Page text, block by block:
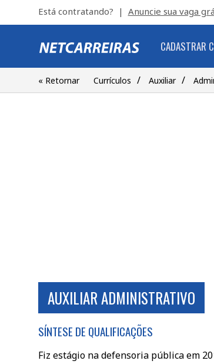
Está contratando? | Anuncie sua vaga
CADASTRAR
« Retornar Currículos / Auxiliar /
AUXILIAR ADMINISTRATIVO
SÍNTESE DE QUALIFICAÇÕES
Fiz estágio na defensoria pública em